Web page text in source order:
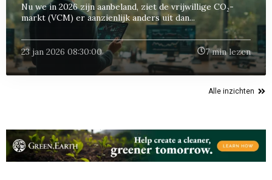
Nu we in 2026 zijn aanbeland, ziet de vrijwillige CO₂-
markt (VCM) er aanzienlijk anders uit dan...
23 jan 2026 08:30:00 7 min lezen
Alle inzichten